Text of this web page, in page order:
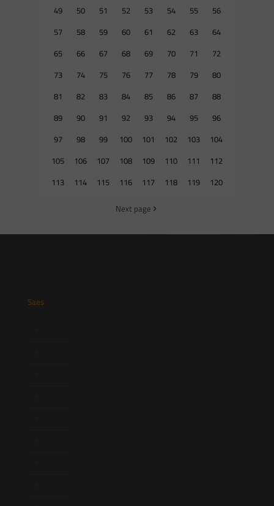
49 50 51 52 53 54 55
56
57
58 59 60 61 62 63
64
65
66 67 68 69 70 71
72
73
74 75 76 77 78 79
80
81
82 83 84 85 86 87
88
89
90 91 92 93 94 95
96
97
98 99 100 101 102 103
104
105
106 107 108 109 110 111
112
113
114 115 116 117 118 119 120
Next page
Saes